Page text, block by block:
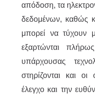
απόδοση, τα
δεδομένων, καθώς
μπορεί να τύχουν
εξαρτώνται
υπάρχουσας
στηρίζονται και
έλεγχο και την